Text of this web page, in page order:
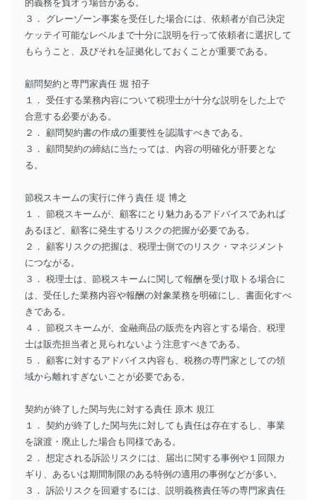
的義務を負オう場合がある。
３． グレーゾーン事案を受任した場合には、依頼者が自己決定
ケッテイ可能なレベルまで十分に説明を行って依頼者に選択して
もらうこと、及びそれを証拠化しておくことが重要である。
顧問契約と専門家責任 堀 招子
１． 受任する業務内容について税理士が十分な説明をした上で
合意する必要がある。
２． 顧問契約書の作成の重要性を認識すべきである。
３． 顧問契約の締結に当たっては、内容の明確化が肝要とな
る。
節税スキームの実行に伴う責任 堤 博之
１． 節税スキームが、顧客にとり魅力あるアドバイスであれば
あるほど、顧客に発生するリスクの把握が必要である。
２． 顧客リスクの把握は、税理士側でのリスク・マネジメント
につながる。
３． 税理士は、節税スキームに関して報酬を受け取トる場合に
は、受任した業務内容や報酬の対象業務を明確にし、書面化すべ
きである。
４． 節税スキームが、金融商品の販売を内容とする場合、税理
士は販売担当者と見られないよう注意すべきである。
５． 顧客に対するアドバイス内容も、税務の専門家としての領
域から離れすぎないことが必要である。
契約が終了した関与先に対する責任 原木 規江
１． 契約が終了した関与先に対しても責任は存在するし、事業
を譲渡・廃止した場合も同様である。
２． 想定される訴訟リスクには、届出に関する事例や１回限カ
ギり、あるいは期間制限のある特例の適用の事例などが多い。
３． 訴訟リスクを回避するには、説明義務責任等の専門家責任